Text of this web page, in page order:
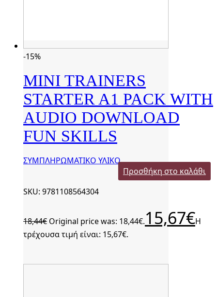
-15%
MINI TRAINERS
STARTER A1 PACK WITH
AUDIO DOWNLOAD
FUN SKILLS
ΣΥΜΠΛΗΡΩΜΑΤΙΚΟ ΥΛΙΚΟ
Προσθήκη στο καλάθι
SKU: 9781108564304
18,44€ Original price was: 18,44€.15,67€Η
τρέχουσα τιμή είναι: 15,67€.